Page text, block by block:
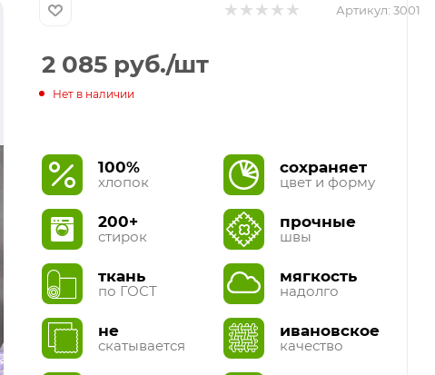
Артикул: 3001
2 085 руб./шт
Нет в наличии
100%
хлопок
200+
стирок
ткань
по ГОСТ
не
скатывается
сохраняет
цвет и форму
прочные
швы
мягкость
надолго
ивановское
качество